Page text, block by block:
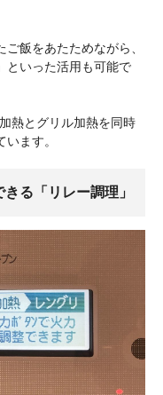
ご飯をあたためながら、
といった活用も可能で
熱とグリル加熱を同時
ます。
る「リレー調理」